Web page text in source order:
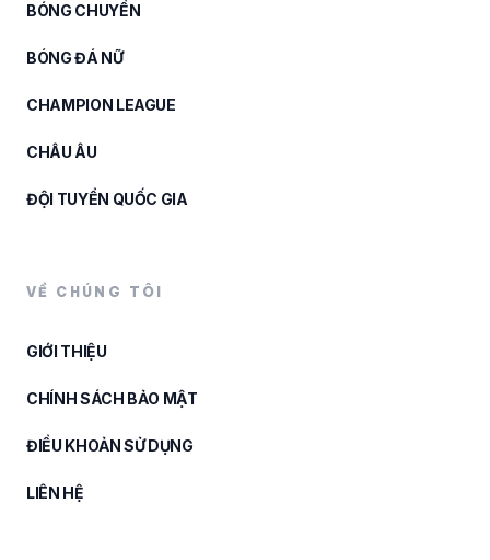
BÓNG CHUYỀN
BÓNG ĐÁ NỮ
CHAMPION LEAGUE
CHÂU ÂU
ĐỘI TUYỂN QUỐC GIA
VỀ CHÚNG TÔI
GIỚI THIỆU
CHÍNH SÁCH BẢO MẬT
ĐIỀU KHOẢN SỬ DỤNG
LIÊN HỆ